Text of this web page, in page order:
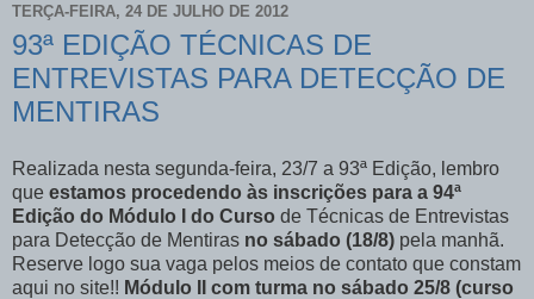
TERÇA-FEIRA, 24 DE JULHO DE 2012
93ª EDIÇÃO TÉCNICAS DE
ENTREVISTAS PARA DETECÇÃO DE
MENTIRAS
Realizada nesta segunda-feira, 23/7 a 93ª Edição, lembro
que estamos procedendo às inscrições para a 94ª
Edição do Módulo I do Curso de Técnicas de Entrevistas
para Detecção de Mentiras no sábado (18/8) pela manhã.
Reserve logo sua vaga pelos meios de contato que constam
aqui no site!! Módulo II com turma no sábado 25/8 (curso